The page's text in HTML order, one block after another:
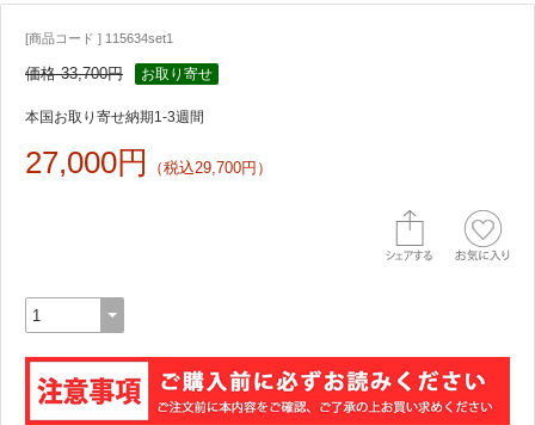
[商品コード ] 115634set1
価格 33,700円 お取り寄せ
本国お取り寄せ納期1-3週間
27,000円 （税込29,700円）